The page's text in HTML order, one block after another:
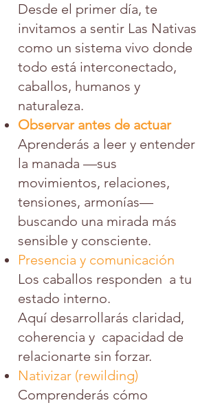
Desde el primer día, te
invitamos a sentir Las Nativas
como un sistema vivo donde
todo está interconectado,
caballos, humanos y
naturaleza.
Observar antes de actuar
Aprenderás a leer y entender
la manada —sus
movimientos, relaciones,
tensiones, armonías—
buscando una mirada más
sensible y consciente.
Presencia y comunicación
Los caballos responden a tu
estado interno.
Aquí desarrollarás claridad,
coherencia y capacidad de
relacionarte sin forzar.
Nativizar (rewilding)
Comprenderás cómo